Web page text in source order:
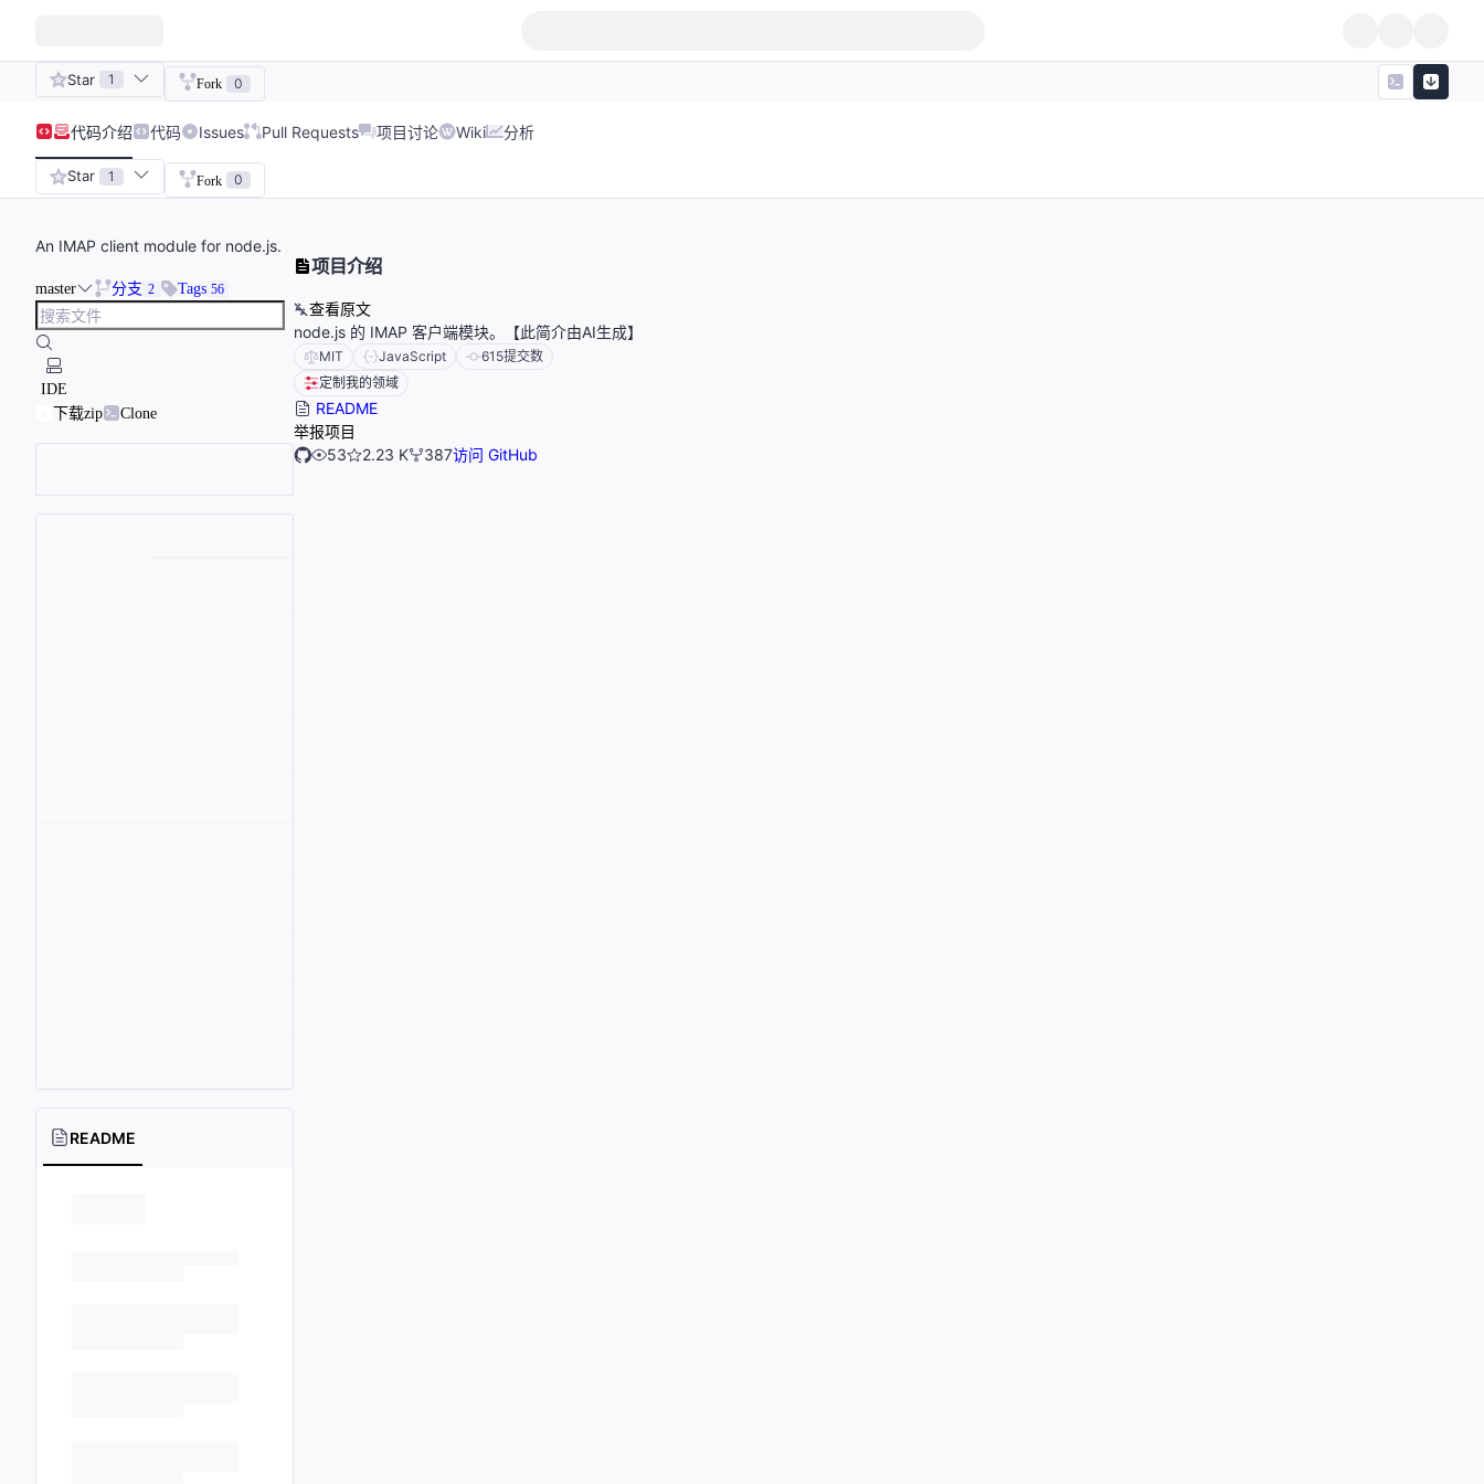
Star 1 Fork 0
代码介绍 代码 Issues Pull Requests 项目讨论 Wiki 分析
Star 1 Fork 0
An IMAP client module for node.js.
master 分支 2 Tags 56
IDE
下载zip
Clone
README
项目介绍
查看原文
node.js 的 IMAP 客户端模块。【此简介由AI生成】
MIT JavaScript 615提交数
定制我的领域
README
举报项目
53
2.23 K 387访问 GitHub